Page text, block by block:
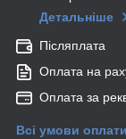
Детальніше
Післяплата
Оплата на
Оплата за
Всі умови оплати